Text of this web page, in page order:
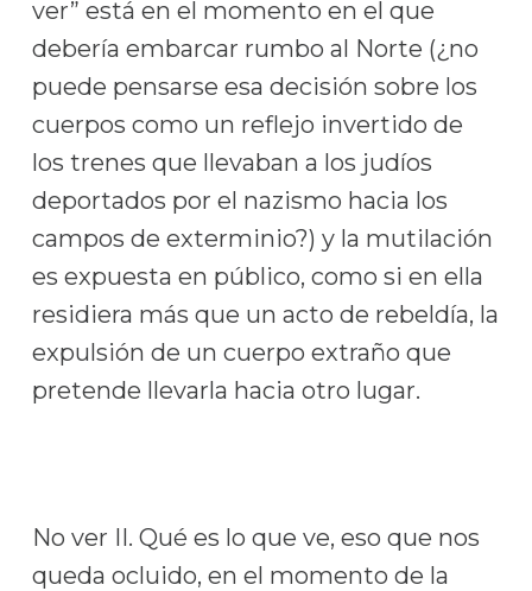
ver” está en el momento en el que
debería embarcar rumbo al Norte (¿no
puede pensarse esa decisión sobre los
cuerpos como un reflejo invertido de
los trenes que llevaban a los judíos
deportados por el nazismo hacia los
campos de exterminio?) y la mutilación
es expuesta en público, como si en ella
residiera más que un acto de rebeldía, la
expulsión de un cuerpo extraño que
pretende llevarla hacia otro lugar.
No ver II. Qué es lo que ve, eso que nos
queda ocluido, en el momento de la